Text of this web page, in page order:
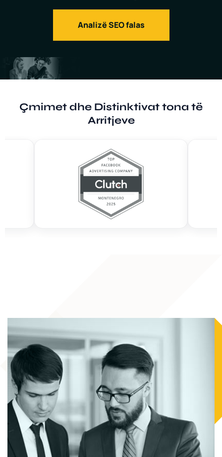
Analizë SEO falas
Çmimet dhe Distinktivat tona të
Arritjeve